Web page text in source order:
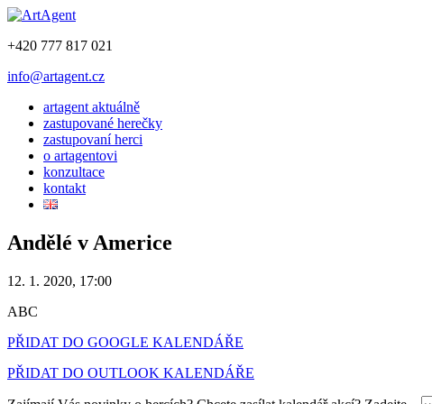
+420 777 817 021
info@artagent.cz
artagent aktuálně
zastupované herečky
zastupovaní herci
o artagentovi
konzultace
kontakt
Andělé v Americe
12. 1. 2020, 17:00
ABC
PŘIDAT DO GOOGLE KALENDÁŘE
PŘIDAT DO OUTLOOK KALENDÁŘE